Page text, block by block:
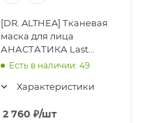
[DR. ALTHEA] Тканевая
маска для лица
АНАСТАТИКА Last
Minute Skin Rescue
Есть в наличии: 49
Характеристики
2 760 ₽/шт